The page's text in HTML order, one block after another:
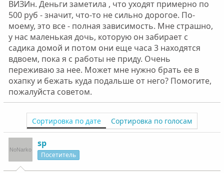
ВИЗИн. Деньги заметила , что уходят примерно по
500 руб - значит, что-то не сильно дорогое. По-
моему, это все - полная зависимость. Мне страшно,
у нас маленькая дочь, которую он забирает с
садика домой и потом они еще часа 3 находятся
вдвоем, пока я с работы не приду. Очень
переживаю за нее. Может мне нужно брать ее в
охапку и бежать куда подальше от него? Помогите,
пожалуйста советом.
Сортировка по дате Сортировка по голосам
sp
Посетитель